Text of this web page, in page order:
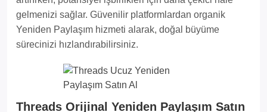
gelmenizi sağlar. Güvenilir platformlardan organik
Yeniden Paylaşım hizmeti alarak, doğal büyüme
sürecinizi hızlandırabilirsiniz.
Threads Orijinal Yeniden Paylaşım Satın